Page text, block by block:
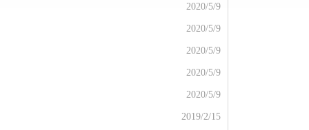
2020/5/9
2020/5/9
2020/5/9
2020/5/9
2020/5/9
2019/2/15